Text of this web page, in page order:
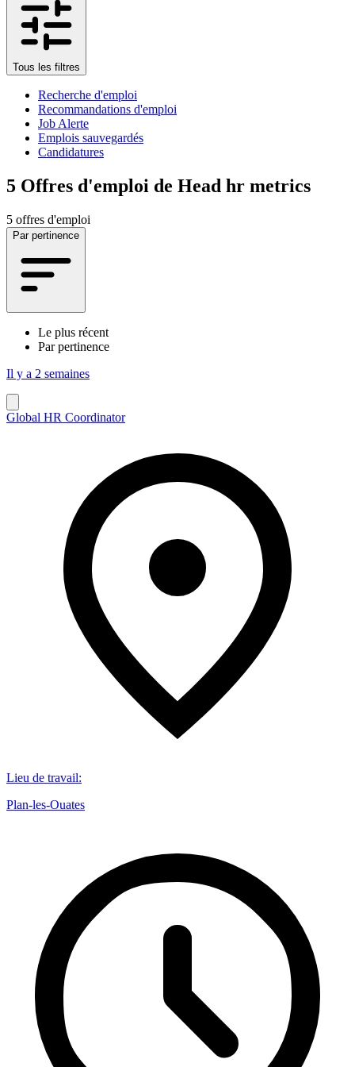
Tous les filtres
Recherche d'emploi
Recommandations d'emploi
Job Alerte
Emplois sauvegardés
Candidatures
5 Offres d'emploi de Head hr metrics
5 offres d'emploi
Par pertinence
Le plus récent
Par pertinence
Il y a 2 semaines
Global HR Coordinator
Lieu de travail:
Plan-les-Ouates